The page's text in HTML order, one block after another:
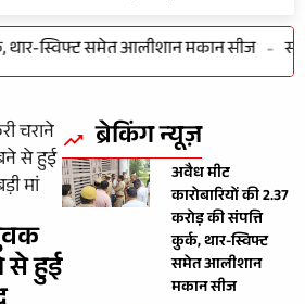
थार-स्विफ्ट समेत आलीशान मकान सीज -
चराने
से हुई
मां
से हुई
ब्रेकिंग न्यूज़
अवैध मीट
कारोबारियों की 2.37
करोड़ की संपत्ति
कुर्क, थार-स्विफ्ट
समेत आलीशान
मकान सीज